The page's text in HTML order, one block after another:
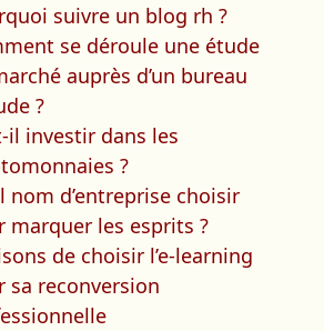
suivre un blog rh ?
se déroule une étude
auprès d’un bureau
?
il investir dans les
?
nom d’entreprise choisir
marquer les esprits ?
de choisir l’e-learning
sa reconversion